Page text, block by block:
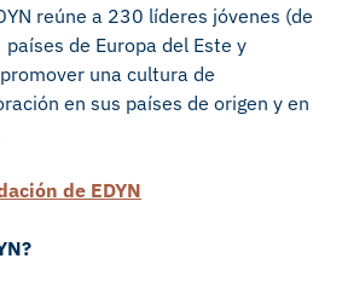
reúne a 230 líderes jóvenes (de
de Europa del Este y
una cultura de
en sus países de origen y en
de EDYN